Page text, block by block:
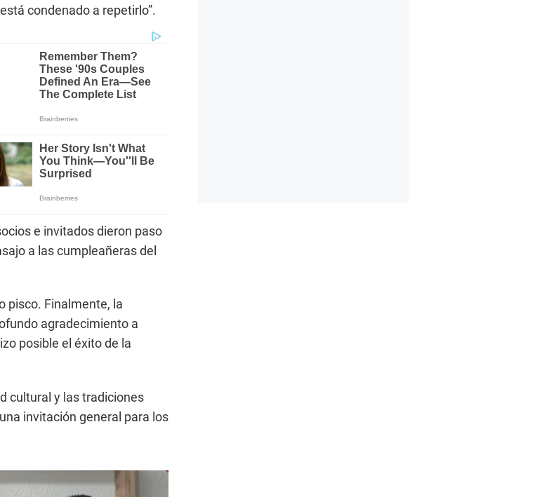
condenado a repetirlo”.
e invitados dieron paso
a las cumpleañeras del
pisco. Finalmente, la
agradecimiento a
posible el éxito de la
cultural y las tradiciones
invitación general para los